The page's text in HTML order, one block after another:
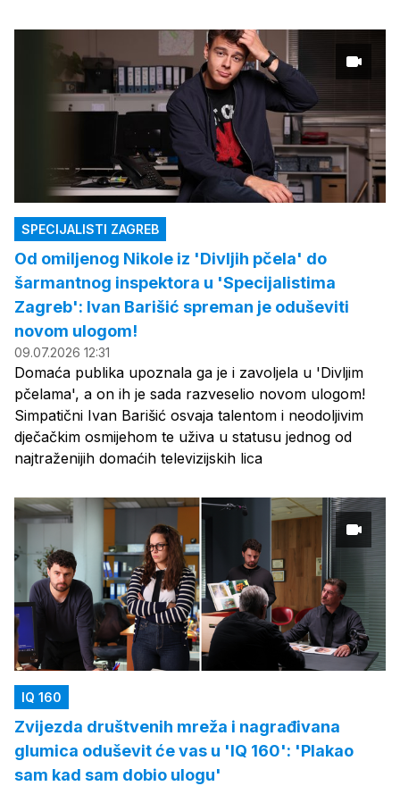
SPECIJALISTI ZAGREB
Od omiljenog Nikole iz 'Divljih pčela' do
šarmantnog inspektora u 'Specijalistima
Zagreb': Ivan Barišić spreman je oduševiti
novom ulogom!
09.07.2026 12:31
Domaća publika upoznala ga je i zavoljela u 'Divljim
pčelama', a on ih je sada razveselio novom ulogom!
Simpatični Ivan Barišić osvaja talentom i neodoljivim
dječačkim osmijehom te uživa u statusu jednog od
najtraženijih domaćih televizijskih lica
IQ 160
Zvijezda društvenih mreža i nagrađivana
glumica oduševit će vas u 'IQ 160': 'Plakao
sam kad sam dobio ulogu'